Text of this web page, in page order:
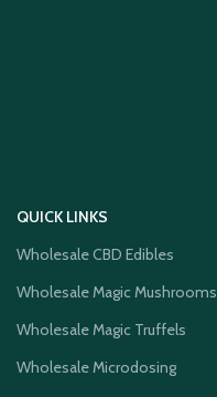
QUICK LINKS
Wholesale CBD Edibles
Wholesale Magic Mushrooms
Wholesale Magic Truffels
Wholesale Microdosing